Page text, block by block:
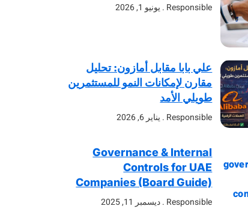
Responsible يونيو 1, 2026
علي بابا مقابل أمازون: تحليل
مقارن لإمكانات النمو للمستثمرين
طويلي الأمد
Responsible يناير 6, 2026
Governance & Internal
Controls for UAE
Companies (Board Guide)
Responsible ديسمبر 11, 2025